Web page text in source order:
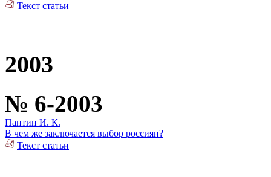
Текст статьи
2003
№ 6-2003
Пантин И. К.
В чем же заключается выбор россиян?
Текст статьи